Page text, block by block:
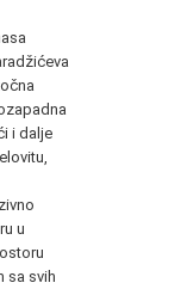
i dalje
u
sa svih